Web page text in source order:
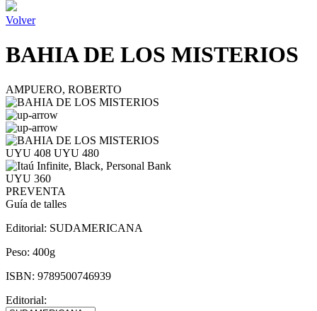
Volver
BAHIA DE LOS MISTERIOS
AMPUERO, ROBERTO
UYU 408 UYU 480
UYU 360
PREVENTA
Guía de talles
Editorial: SUDAMERICANA
Peso: 400g
ISBN: 9789500746939
Editorial: